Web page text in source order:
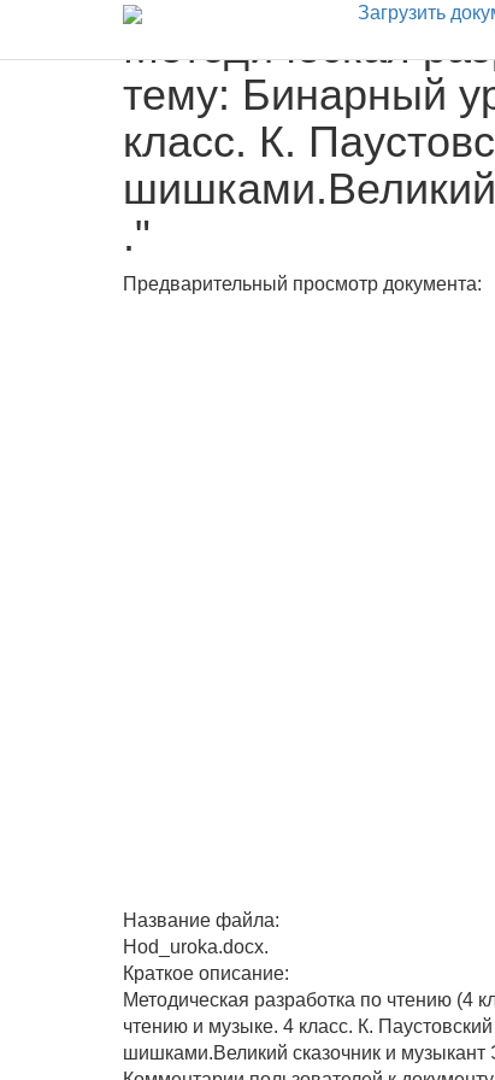
Загрузить
Методическая
тему: Бинарный
класс. К.
шишками.Великий
."
Предварительный просмотр документа:
Название файла:
Hod_uroka.docx.
Краткое описание:
Методическая разработка по чтению (4
чтению и музыке. 4 класс. К.
шишками.Великий сказочник и музыкант